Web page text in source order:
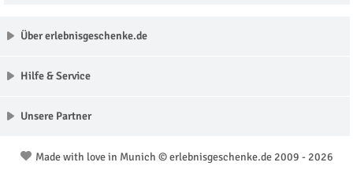
Über erlebnisgeschenke.de
Hilfe & Service
Unsere Partner
Made with love in Munich © erlebnisgeschenke.de 2009 - 2026